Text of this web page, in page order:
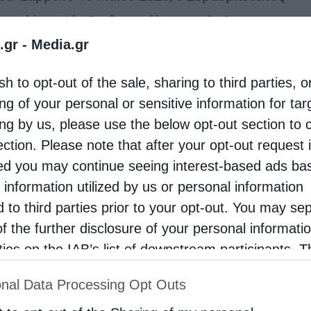
- Media.gr
to opt-out of the sale, sharing to third parties,
of your personal or sensitive information for
by us, please use the below opt-out section to
Please note that after your opt-out request
you may continue seeing interest-based ads
information utilized by us or personal information
to third parties prior to your opt-out. You may
the further disclosure of your personal
on the IAB’s list of downstream participants.
of Downstream Participantsthat may further
Data Processing Opt Outs
Αλεξανδρουπόλεως κ. Άνθιμος
της Θείας Λειτουργίας στον Ιερός
η εις πρεσβύτερον χειροτονία του
π. …
ξεχωριστή στιγμή ο Μητροπολίτης
κ. Άνθιμος, ερμήνευσε ακαπέλα τον
του Μ. Χατζιδάκι
στιγμή εκτυλίχθηκε στο πλαίσιο της